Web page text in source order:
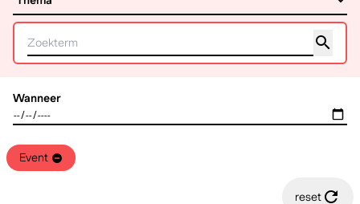
Wanneer
Event
reset